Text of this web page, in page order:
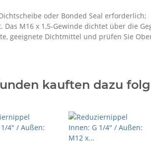
oder Bonded Seal erforderlich;
M16 x 1,5-Gewinde dichtet über die
geeignete Dichtmittel und prüfen Sie
kauften dazu